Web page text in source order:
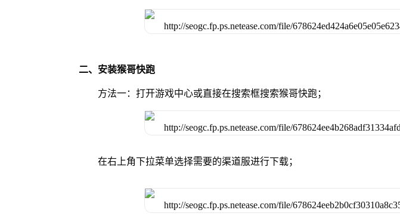
二、安装猴哥快跑
方法一：打开游戏中心或直接在搜索框搜索猴哥快跑；
在右上角下拉菜单选择需要的渠道服进行下载；